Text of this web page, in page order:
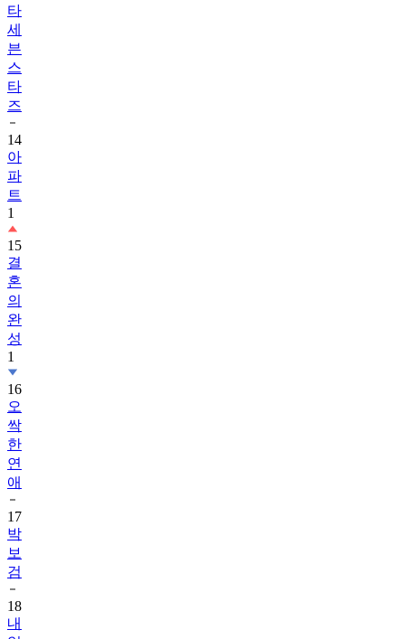
타
세
븐
스
타
즈
14
아
파
트
1
15
결
혼
의
완
성
1
16
오
싹
한
연
애
17
박
보
검
18
내